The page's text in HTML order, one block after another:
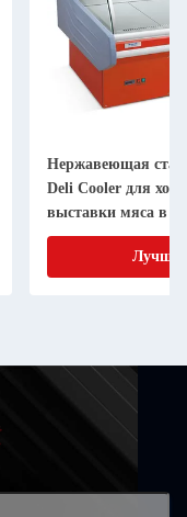
Нержавеющая
Deli Cooler для
выставки мяса в